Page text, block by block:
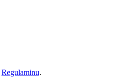
Regulaminu.